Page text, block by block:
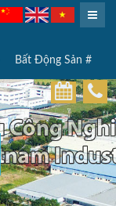
Bất Động Sản #